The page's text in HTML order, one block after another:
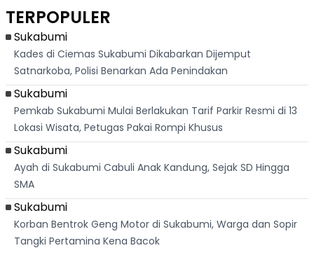
TERPOPULER
Sukabumi
Kades di Ciemas Sukabumi Dikabarkan Dijemput
Satnarkoba, Polisi Benarkan Ada Penindakan
Sukabumi
Pemkab Sukabumi Mulai Berlakukan Tarif Parkir Resmi di 13
Lokasi Wisata, Petugas Pakai Rompi Khusus
Sukabumi
Ayah di Sukabumi Cabuli Anak Kandung, Sejak SD Hingga
SMA
Sukabumi
Korban Bentrok Geng Motor di Sukabumi, Warga dan Sopir
Tangki Pertamina Kena Bacok